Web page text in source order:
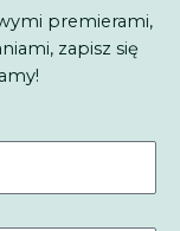
premierami,
zapisz się